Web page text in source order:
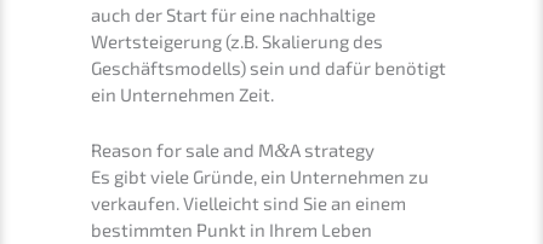
auch der Start für eine nachhal­ti­ge
Wertstei­ge­rung (z.B. Skalie­rung des
Geschäfts­mo­dells) sein und dafür benötigt
ein Unter­neh­men Zeit.
Reason for sale and M&A strategy
Es gibt viele Gründe, ein Unter­neh­men zu
verkau­fen. Vielleicht sind Sie an einem
bestimm­ten Punkt in Ihrem Leben